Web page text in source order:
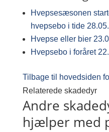
Hvepsesæsonen
hvepsebo i tide
Hvepse eller bier
Hvepsebo i foråret
Tilbage til hovedsiden
Relaterede skadedyr
Andre
hjælper med